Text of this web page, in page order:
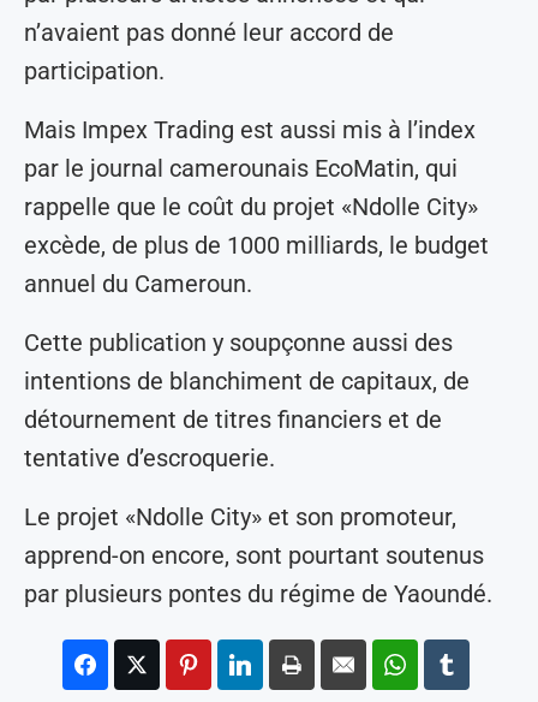
n’avaient pas donné leur accord de
participation.
Mais Impex Trading est aussi mis à l’index
par le journal camerounais EcoMatin, qui
rappelle que le coût du projet «Ndolle City»
excède, de plus de 1000 milliards, le budget
annuel du Cameroun.
Cette publication y soupçonne aussi des
intentions de blanchiment de capitaux, de
détournement de titres financiers et de
tentative d’escroquerie.
Le projet «Ndolle City» et son promoteur,
apprend-on encore, sont pourtant soutenus
par plusieurs pontes du régime de Yaoundé.